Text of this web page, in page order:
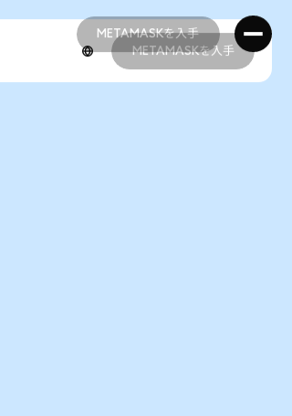
METAMASKを入手
METAMASKを入手
METAMASKを入手